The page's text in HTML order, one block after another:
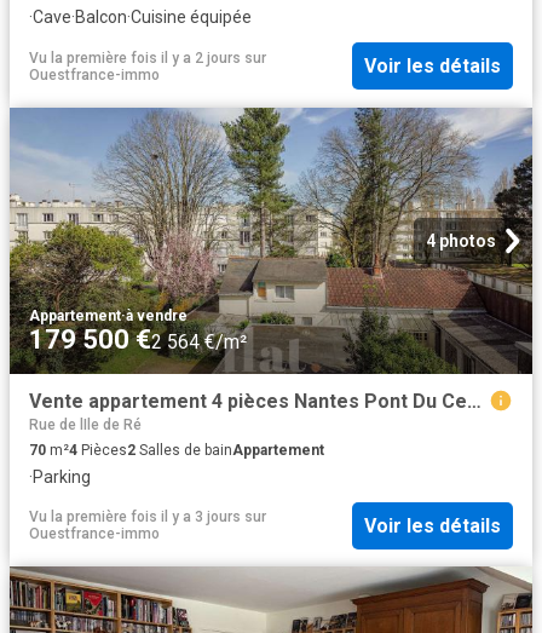
·Cave·Balcon·Cuisine équipée
Vu la première fois il y a 2 jours sur
Ouestfrance-immo
Voir les détails
4 photos
Appartement·à vendre
179 500 €2 564 €/m²
Vente appartement 4 pièces Nantes Pont Du Cens Petit Port 44
Rue de lIle de Ré
70 m²4 Pièces2 Salles de bainAppartement
·Parking
Vu la première fois il y a 3 jours sur
Ouestfrance-immo
Voir les détails